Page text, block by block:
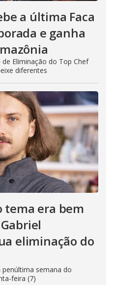
a última Faca
e ganha
Eliminação do Top Chef
diferentes
tema era bem
eliminação do
semana do
feira (7)